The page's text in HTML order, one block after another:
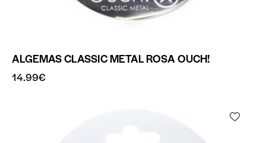
ALGEMAS CLASSIC METAL ROSA OUCH!
14.99€